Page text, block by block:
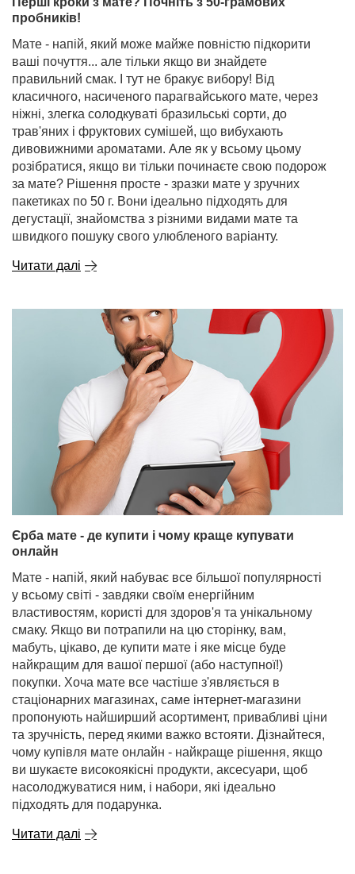
пробників!
Мате - напій, який може майже повністю підкорити
ваші почуття... але тільки якщо ви знайдете
правильний смак. І тут не бракує вибору! Від
класичного, насиченого парагвайського мате, через
ніжні, злегка солодкуваті бразильські сорти, до
трав'яних і фруктових сумішей, що вибухають
дивовижними ароматами. Але як у всьому цьому
розібратися, якщо ви тільки починаєте свою подорож
за мате? Рішення просте - зразки мате у зручних
пакетиках по 50 г. Вони ідеально підходять для
дегустації, знайомства з різними видами мате та
швидкого пошуку свого улюбленого варіанту.
Читати далі
Єрба мате - де купити і чому краще купувати
онлайн
Мате - напій, який набуває все більшої популярності
у всьому світі - завдяки своїм енергійним
властивостям, користі для здоров'я та унікальному
смаку. Якщо ви потрапили на цю сторінку, вам,
мабуть, цікаво, де купити мате і яке місце буде
найкращим для вашої першої (або наступної!)
покупки. Хоча мате все частіше з'являється в
стаціонарних магазинах, саме інтернет-магазини
пропонують найширший асортимент, привабливі ціни
та зручність, перед якими важко встояти. Дізнайтеся,
чому купівля мате онлайн - найкраще рішення, якщо
ви шукаєте високоякісні продукти, аксесуари, щоб
насолоджуватися ним, і набори, які ідеально
підходять для подарунка.
Читати далі